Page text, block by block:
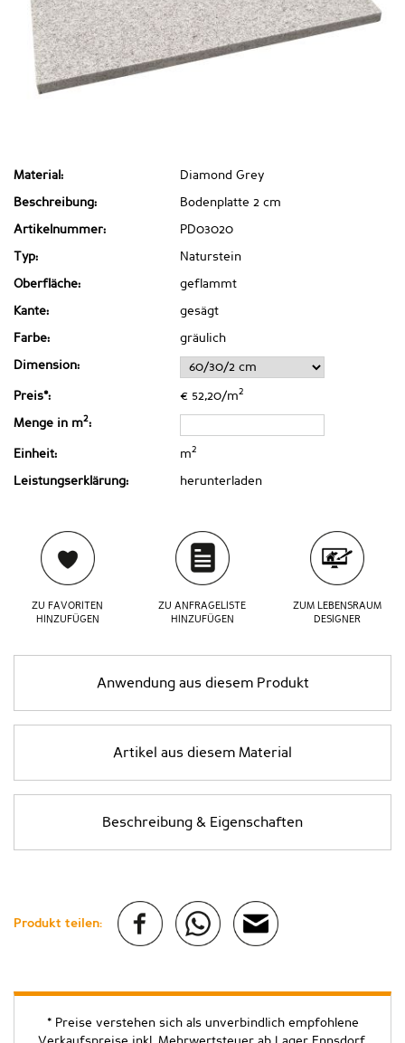
Material: Diamond Grey
Beschreibung: Bodenplatte 2 cm
Artikelnummer: PD03020
Typ: Naturstein
Oberfläche: geflammt
Kante: gesägt
Farbe: gräulich
Dimension:
Preis*: € 52,20/m2
Menge in m2:
Einheit: m2
Leistungserklärung: herunterladen
ZU FAVORITEN
HINZUFÜGEN
ZU ANFRAGELISTE
HINZUFÜGEN
ZUM LEBENSRAUM
DESIGNER
Anwendung aus diesem Produkt
Artikel aus diesem Material
Beschreibung & Eigenschaften
Produkt teilen:
* Preise verstehen sich als unverbindlich empfohlene